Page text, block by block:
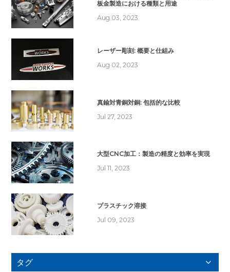
板金製造における種類と用途
Aug 03, 2023
レーザー彫刻: 概要と仕組み
Aug 02, 2023
真鍮対青銅対銅: 包括的な比較
Jul 27, 2023
大型CNC加工：製造の精度と効率を実現
Jul 11, 2023
プラスチック溶接
Jul 09, 2023
タグ